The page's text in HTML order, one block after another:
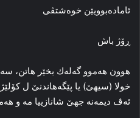
ئامادەبوویێن خوەشتڤى
ڕۆژ باش
هوون هه‌موو گه‌له‌ك بخێر هاتن،
خولا (سيهێ) یا پێگەهاندنێ ل
ئەڤ دیمەنە جهێ شانازیيا مە و